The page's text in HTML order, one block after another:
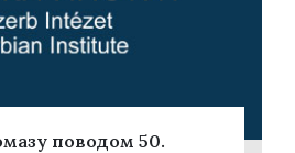
поводом 50.